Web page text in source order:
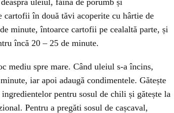
uleiul, făina de porumb și
cartofii în două tăvi acoperite cu hârtie de
minute, întoarce cartofii pe cealaltă parte, și
încă 20 – 25 de minute.
mediu spre mare. Când uleiul s-a încins,
iar apoi adaugă condimentele. Gătește
pentru sosul de chili și gătește la
Pentru a pregăti sosul de cașcaval,